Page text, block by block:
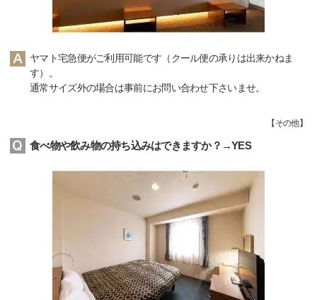
ヤマト宅急便がご利用可能です（クール便の承りは出来かねま
す）。
通常サイズ外の場合は事前にお問い合わせ下さいませ。
【 その他】
食べ物や飲み物の持ち込みはできますか？→YES